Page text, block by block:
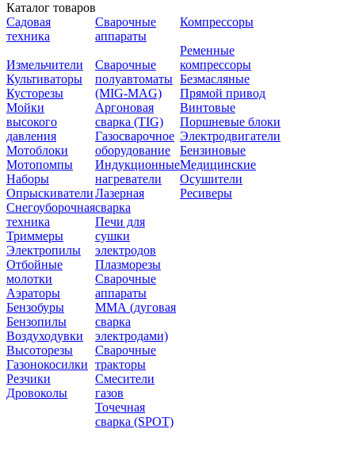
Каталог товаров
Садовая
техника
Измельчители
Культиваторы
Кусторезы
Мойки
высокого
давления
Мотоблоки
Мотопомпы
Наборы
Опрыскиватели
Снегоуборочная
техника
Триммеры
Электропилы
Отбойные
молотки
Аэраторы
Бензобуры
Бензопилы
Воздуходувки
Высоторезы
Газонокосилки
Резчики
Дровоколы
Сварочные
аппараты
Сварочные
полуавтоматы
(MIG-MAG)
Аргоновая
сварка (TIG)
Газосварочное
оборудование
Индукционные
нагреватели
Лазерная
сварка
Печи для
сушки
электродов
Плазморезы
Сварочные
аппараты
ММА (дуговая
сварка
электродами)
Сварочные
тракторы
Смесители
газов
Точечная
сварка (SPOT)
Компрессоры
Ременные
компрессоры
Безмасляные
Прямой привод
Винтовые
Поршневые блоки
Электродвигатели
Бензиновые
Медицинские
Осушители
Ресиверы